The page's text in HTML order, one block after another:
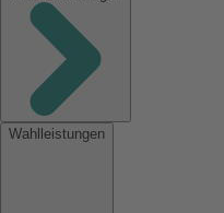
Wahlleistungen